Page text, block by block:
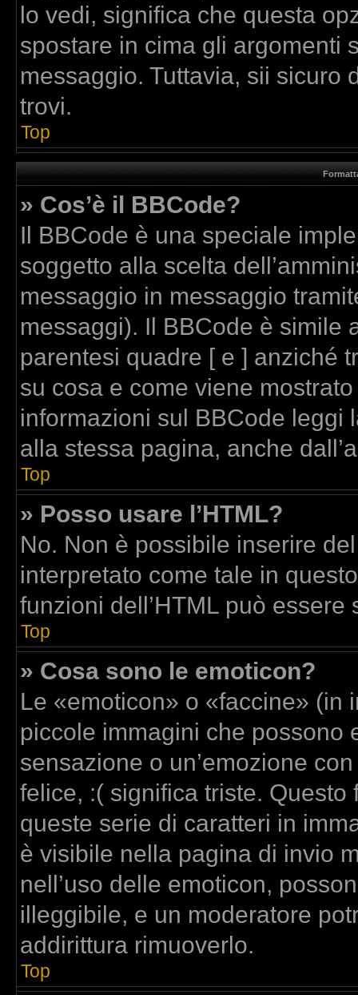
lo vedi, significa che questa
spostare in cima gli argomenti
messaggio. Tuttavia, sii sicuro
trovi.
Top
» Cos’è il BBCode?
Il BBCode è una speciale
soggetto alla scelta
messaggio in messaggio
messaggi). Il BBCode è simile
parentesi quadre [ e ] anziché
su cosa e come viene
informazioni sul BBCode leggi
alla stessa pagina, anche
Top
» Posso usare l’HTML?
No. Non è possibile inserire
interpretato come tale in
funzioni dell’HTML può
Top
» Cosa sono le emoticon?
Le «emoticon» o «faccine» (in
piccole immagini che possono
sensazione o un’emozione
felice, :( significa triste.
queste serie di caratteri in
è visibile nella pagina di invio
nell’uso delle emoticon,
illeggibile, e un moderatore
addirittura rimuoverlo.
Top